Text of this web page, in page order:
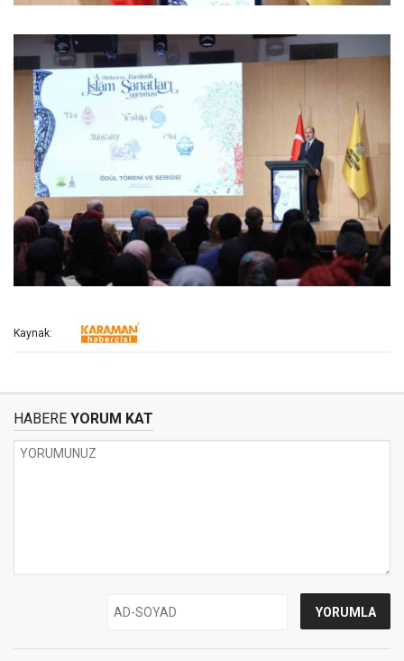
Kaynak:
HABERE YORUM KAT